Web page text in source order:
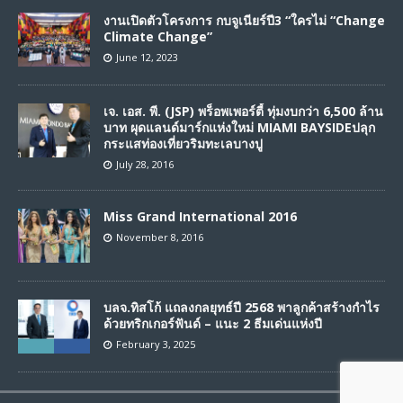
งานเปิดตัวโครงการ กบจูเนียร์ปี3 “ใครไม่ “Change
Climate Change”
June 12, 2023
เจ. เอส. พี. (JSP) พร็อพเพอร์ตี้ ทุ่มงบกว่า 6,500 ล้าน
บาท ผุดแลนด์มาร์กแห่งใหม่ MIAMI BAYSIDEปลุก
กระแสท่องเที่ยวริมทะเลบางปู
July 28, 2016
Miss Grand International 2016
November 8, 2016
บลจ.ทิสโก้ แถลงกลยุทธ์ปี 2568 พาลูกค้าสร้างกำไร
ด้วยทริกเกอร์ฟันด์ – แนะ 2 ธีมเด่นแห่งปี
February 3, 2025